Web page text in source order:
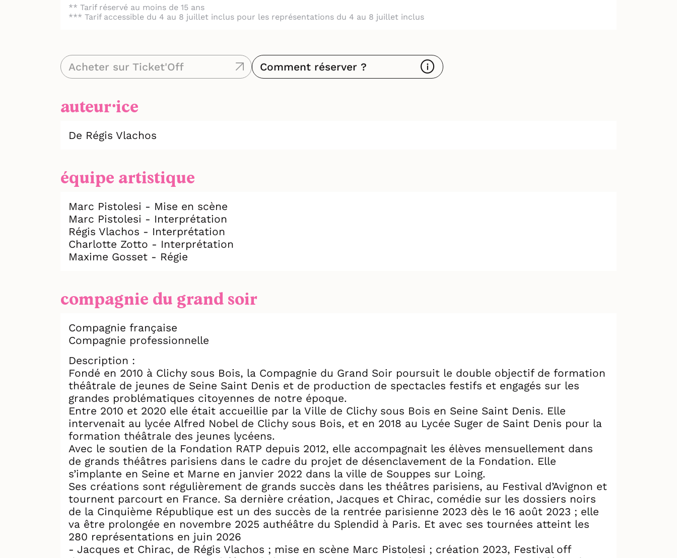
** Tarif réservé au moins de 15 ans
*** Tarif accessible du 4 au 8 juillet inclus pour les représentations du 4 au 8 juillet inclus
Acheter sur Ticket'Off Comment réserver ?
auteur⸱ice
De Régis Vlachos
équipe artistique
Marc Pistolesi - Mise en scène
Marc Pistolesi - Interprétation
Régis Vlachos - Interprétation
Charlotte Zotto - Interprétation
Maxime Gosset - Régie
compagnie du grand soir
Compagnie française
Compagnie professionnelle
Description :
Fondé en 2010 à Clichy sous Bois, la Compagnie du Grand Soir poursuit le double objectif de formation
théâtrale de jeunes de Seine Saint Denis et de production de spectacles festifs et engagés sur les
grandes problématiques citoyennes de notre époque.
Entre 2010 et 2020 elle était accueillie par la Ville de Clichy sous Bois en Seine Saint Denis. Elle
intervenait au lycée Alfred Nobel de Clichy sous Bois, et en 2018 au Lycée Suger de Saint Denis pour la
formation théâtrale des jeunes lycéens.
Avec le soutien de la Fondation RATP depuis 2012, elle accompagnait les élèves mensuellement dans
de grands théâtres parisiens dans le cadre du projet de désenclavement de la Fondation. Elle
s’implante en Seine et Marne en janvier 2022 dans la ville de Souppes sur Loing.
Ses créations sont régulièrement de grands succès dans les théâtres parisiens, au Festival d’Avignon et
tournent parcourt en France. Sa dernière création, Jacques et Chirac, comédie sur les dossiers noirs
de la Cinquième République est un des succès de la rentrée parisienne 2023 dès le 16 août 2023 ; elle
va être prolongée en novembre 2025 authéâtre du Splendid à Paris. Et avec ses tournées atteint les
280 représentations en juin 2026
- Jacques et Chirac, de Régis Vlachos ; mise en scène Marc Pistolesi ; création 2023, Festival off